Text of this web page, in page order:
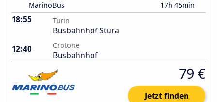
MarinoBus 17h 45min
18:55 Turin
Busbahnhof Stura
12:40
Crotone
Busbahnhof
79 €
Jetzt finden